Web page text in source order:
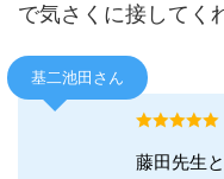
で気さくに接してく
基二池田さん
藤田先生と